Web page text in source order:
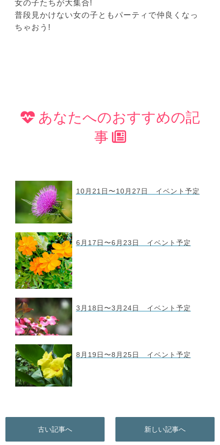
女の子たちが大集合!
普段見かけない女の子ともパーティで仲良くなっ
ちゃおう!
あなたへのおすすめの記
事
10月21日〜10月27日 イベント予定
6月17日〜6月23日 イベント予定
3月18日〜3月24日 イベント予定
8月19日〜8月25日 イベント予定
古い記事へ 新しい記事へ